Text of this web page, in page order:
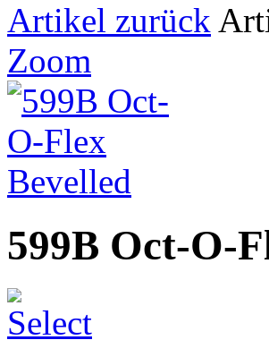
Artikel zurück
Zoom
599B Oct-O-